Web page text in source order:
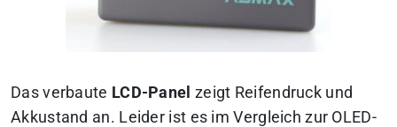
Das verbaute LCD-Panel zeigt Reifendruck und
Akkustand an. Leider ist es im Vergleich zur OLED-